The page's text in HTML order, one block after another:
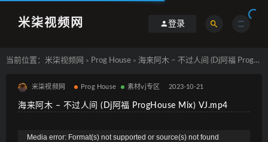
米柒视频网 登录
当前位置： 米柒视频网 > Prog House > 海来阿木 – 不过人间 (Dj阿福 ProgHouse Mix) VJ.mp4
米柒视频网 Prog House 素材vj专区 2023-10-21
海来阿木 – 不过人间 (Dj阿福 ProgHouse Mix) VJ.mp4
Media error: Format(s) not supported or source(s) not found